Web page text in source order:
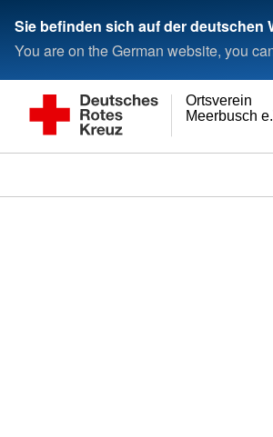
Sie befinden sich auf der deutschen
You are on the German website, you
Meerbusch
Ortsverein